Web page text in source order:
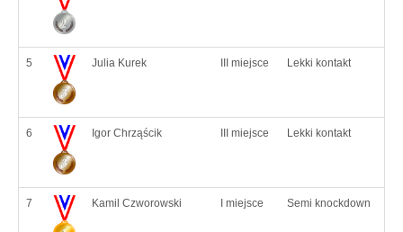
5 Julia Kurek III miejsce Lekki kontakt
6 Igor Chrząścik III miejsce Lekki kontakt
7 Kamil Czworowski I miejsce Semi knockdown